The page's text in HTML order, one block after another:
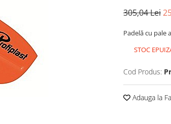
305,04 Lei
Padelă cu
STOC
Cod Produs:
Adauga la